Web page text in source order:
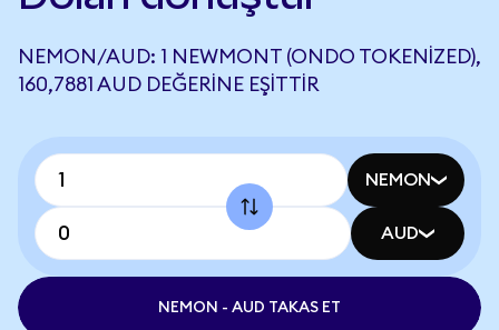
NEMON/AUD: 1 NEWMONT (ONDO TOKENIZED),
160,7881 AUD DEĞERINE EŞITTIR
NEMON
AUD
NEMON - AUD TAKAS ET